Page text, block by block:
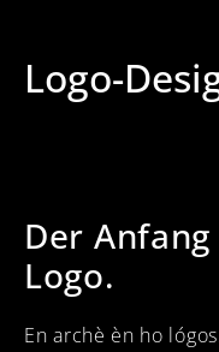
Logo-
Der
Logo.
En archè èn ho